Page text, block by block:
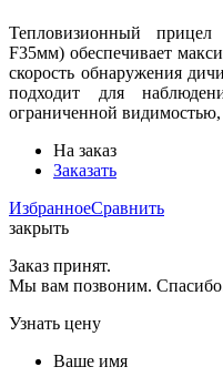
Тепловизионный
F35мм) обеспечивает
скорость обнаружения
подходит для
ограниченной видимостью,
На заказ
Заказать
ИзбранноеСравнить
закрыть
Заказ принят.
Мы вам позвоним.
Узнать цену
Ваше имя